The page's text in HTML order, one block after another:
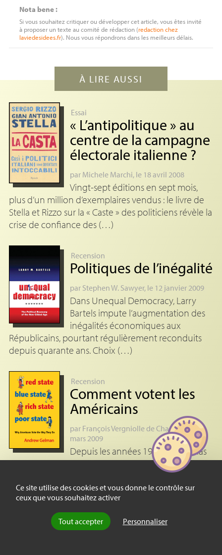
Ce site utilise des cookies et vous donne le contrôle sur
ceux que vous souhaitez activer
Tout accepter Personnaliser
Nota bene :
Si vous souhaitez critiquer ou développer cet article, vous êtes invité
à proposer un texte au comité de rédaction (redactionchez
laviedesidees.fr). Nous vous répondrons dans les meilleurs délais.
À LIRE AUSSI
Essai
« L’antipolitique » au
centre de la campagne
électorale italienne ?
par Michele Marchi, le 18 avril 2008
Vingt-sept éditions en sept mois,
plus d’un million d’exemplaires vendus : le livre de
Stella et Rizzo sur la « Caste » des politiciens révèle la
crise de confiance des (…)
Recension
Politiques de l’inégalité
par Stephen W. Sawyer, le 12 janvier 2009
Dans Unequal Democracy, Larry
Bartels impute l’augmentation des
inégalités économiques aux
Républicains, pourtant régulièrement reconduits
depuis quarante ans. Choix (…)
Recension
Comment votent les
Américains
par François Vergniolle de Chantal , le 16
mars 2009
Depuis les années 1980, les médias
ont fait des « guerres culturelles » la trame
principale des luttes politiques aux États-Unis. Mais
en emportant 53 % du vote ouvrier lors (…)
Essai
Le regard d’un